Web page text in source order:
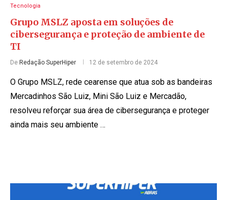
Tecnologia
Grupo MSLZ aposta em soluções de
cibersegurança e proteção de ambiente de
TI
De Redação SuperHiper 12 de setembro de 2024
O Grupo MSLZ, rede cearense que atua sob as bandeiras
Mercadinhos São Luiz, Mini São Luiz e Mercadão,
resolveu reforçar sua área de cibersegurança e proteger
ainda mais seu ambiente …